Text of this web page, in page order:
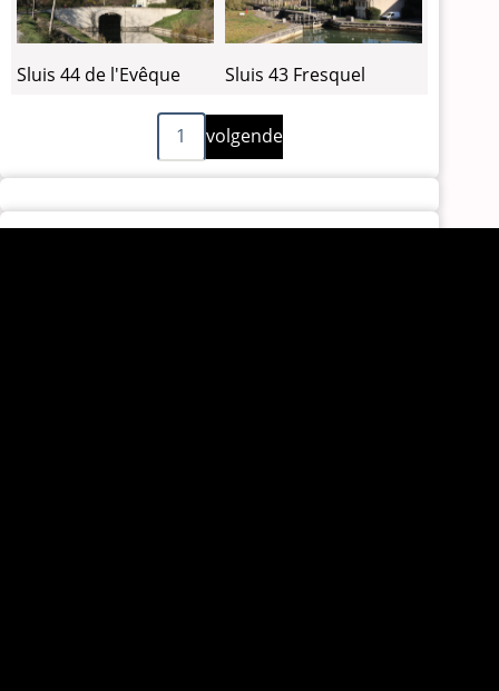
Sluis 44 de l'Evêque Sluis 43 Fresquel
1
Volgende
pagina
volgende